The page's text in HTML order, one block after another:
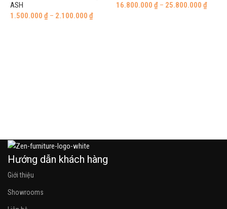
ASH
1.500.000 ₫ – 2.100.000 ₫
16.800.000 ₫ – 25.800.000 ₫
Hướng dẫn khách hàng
Giới thiệu
Showrooms